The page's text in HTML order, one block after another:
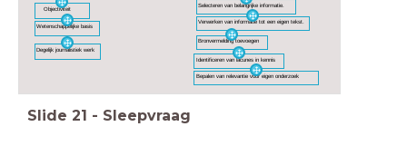
Objectiviteit
Wetenschappelijke basis
Degelijk journalistiek werk
Selecteren van belangrijke informatie.
Verwerken van informatie tot een eigen tekst.
Bronvermelding toevoegen
Identificeren van lacunes in kennis
Bepalen van relevantie voor eigen onderzoek
Slide 21 - Sleepvraag